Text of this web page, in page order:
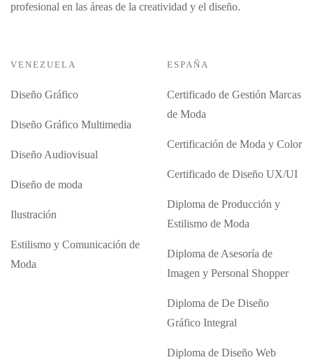
profesional en las áreas de la creatividad y el diseño.
VENEZUELA
Diseño Gráfico
Diseño Gráfico Multimedia
Diseño Audiovisual
Diseño de moda
Ilustración
Estilismo y Comunicación de
Moda
ESPAÑA
Certificado de Gestión Marcas
de Moda
Certificación de Moda y Color
Certificado de Diseño UX/UI
Diploma de Producción y
Estilismo de Moda
Diploma de Asesoría de
Imagen y Personal Shopper
Diploma de De Diseño
Gráfico Integral
Diploma de Diseño Web